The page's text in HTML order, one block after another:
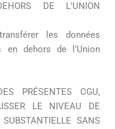
DE L’UNION
les données
en dehors de l’Union
PRÉSENTES CGU,
LE NIVEAU DE
SANS